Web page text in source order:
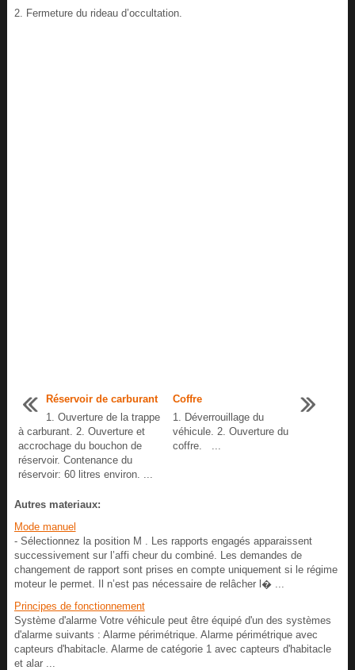
2. Fermeture du rideau d’occultation.
Réservoir de carburant
1. Ouverture de la trappe
à carburant. 2. Ouverture et
accrochage du bouchon de
réservoir. Contenance du
réservoir: 60 litres environ. ...
Coffre
1. Déverrouillage du
véhicule. 2. Ouverture du
coffre. ...
Autres materiaux:
Mode manuel
- Sélectionnez la position M . Les rapports engagés apparaissent
successivement sur l’affi cheur du combiné. Les demandes de
changement de rapport sont prises en compte uniquement si le régime
moteur le permet. Il n’est pas nécessaire de relâcher l� ...
Principes de fonctionnement
Système d'alarme Votre véhicule peut être équipé d'un des systèmes
d'alarme suivants : Alarme périmétrique. Alarme périmétrique avec
capteurs d'habitacle. Alarme de catégorie 1 avec capteurs d'habitacle
et alar ...